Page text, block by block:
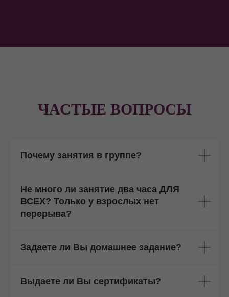
ЧАСТЫЕ ВОПРОСЫ
Почему занятия в группе?
Не много ли занятие два часа ДЛЯ
ВСЕХ? Только у взрослых нет
перерыва?
Задаете ли Вы домашнее задание?
Выдаете ли Вы сертификаты?